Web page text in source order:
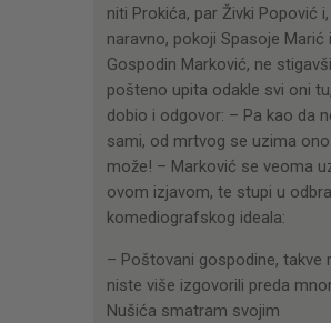
niti Prokića, par Živki Popović i,
naravno, pokoji Spasoje Marić
Gospodin Marković, ne
pošteno upita odakle svi oni
dobio i odgovor: – Pa kao da
sami, od mrtvog se uzima
može! – Marković se veoma
ovom izjavom, te stupi u
komediografskog ideala:
– Poštovani gospodine, takve
niste više izgovorili preda
Nušića smatram svojim